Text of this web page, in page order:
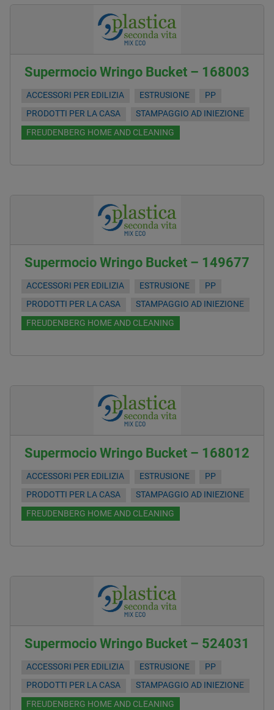
Supermocio Wringo Bucket – 168003
ACCESSORI PER EDILIZIA ESTRUSIONE
PP
PRODOTTI PER LA CASA
STAMPAGGIO AD INIEZIONE
FREUDENBERG HOME AND CLEANING
Supermocio Wringo Bucket – 149677
ACCESSORI PER EDILIZIA ESTRUSIONE
PP
PRODOTTI PER LA CASA
STAMPAGGIO AD INIEZIONE
FREUDENBERG HOME AND CLEANING
Supermocio Wringo Bucket – 168012
ACCESSORI PER EDILIZIA ESTRUSIONE
PP
PRODOTTI PER LA CASA
STAMPAGGIO AD INIEZIONE
FREUDENBERG HOME AND CLEANING
Supermocio Wringo Bucket – 524031
ACCESSORI PER EDILIZIA ESTRUSIONE
PP
PRODOTTI PER LA CASA
STAMPAGGIO AD INIEZIONE
FREUDENBERG HOME AND CLEANING